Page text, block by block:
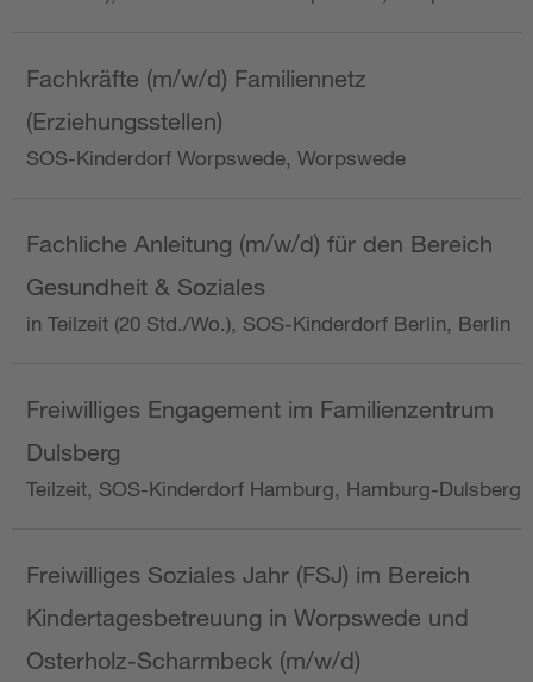
Fachkräfte (m/w/d) Familiennetz
(Erziehungsstellen)
SOS-Kinderdorf Worpswede, Worpswede
Fachliche Anleitung (m/w/d) für den Bereich
Gesundheit & Soziales
in Teilzeit (20 Std./Wo.), SOS-Kinderdorf Berlin, Berlin
Freiwilliges Engagement im Familienzentrum
Dulsberg
Teilzeit, SOS-Kinderdorf Hamburg, Hamburg-Dulsberg
Freiwilliges Soziales Jahr (FSJ) im Bereich
Kindertagesbetreuung in Worpswede und
Osterholz-Scharmbeck (m/w/d)